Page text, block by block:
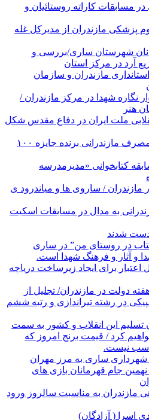
مسابقات کاراته روستائیان و
پزشکی مازندران از مدیرکل غله
نان شهرستان ساری/بررسی و
آرد در مرکز استان
مازندران و سازمان
نگاره شهدا در مرکز مازندران /
هنر
ملت ایران در دفاع مقدس شکل
۴۲ مشترک برق خوش مصرف مازندرانی برنده جایزه ۱۰۰
کتابخوانی «مدیرمدرسه
در مازندران / ساروی ها و میاندرود ی
به مدال در مسابقات اسکیت
دست شدند
در روستای من” در ساری
و آثار و فرهنگ شهدا است.
ریال اعتبار برای ایجاد زیرساخت دریاچه
هفته دولت در مازندران/ تجلیل از
در رشته تیراندازی و رتبه ششم
تسلیم این انقلاب و کشور به سمت
کرد / قیمت برنج امروز که
نیست.
شهرداری ساری به مرز مهران
جام قهرمانان بازی های
مازندران به مناسبت سالروز ورود
اسرا ( آزادگان)